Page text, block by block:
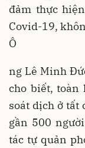
đảm thực
Covid-19,
Ô
ng Lê Minh
cho biết, toàn
soát dịch ở tất
gần 500
tác tự quản